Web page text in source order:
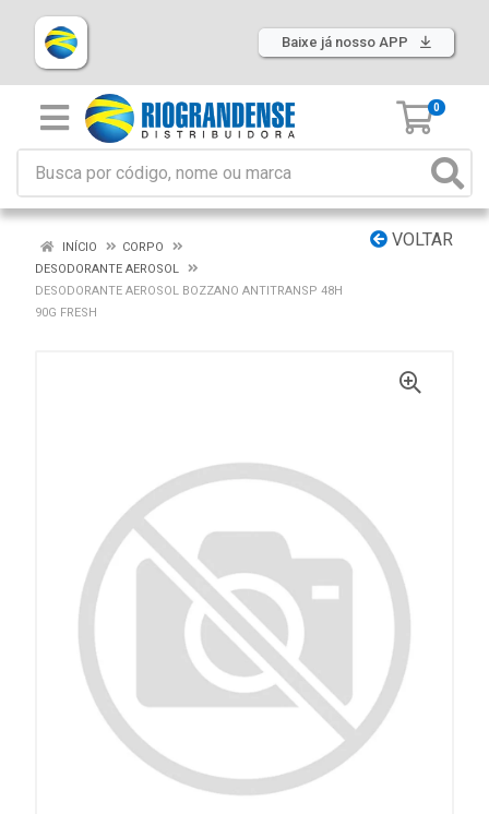
Baixe já nosso APP
0
VOLTAR
INÍCIO
CORPO
DESODORANTE AEROSOL
DESODORANTE AEROSOL BOZZANO ANTITRANSP 48H
90G FRESH